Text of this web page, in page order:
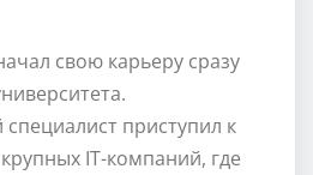
свою карьеру сразу
приступил к
IT-компаний, где